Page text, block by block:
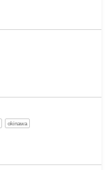
okinawa